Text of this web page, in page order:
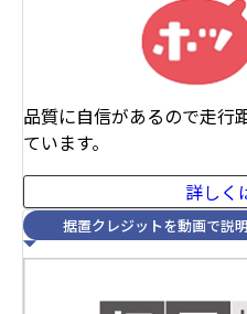
品質に自信があるので走行
ています。
詳しく
据置クレジットを動画で説明